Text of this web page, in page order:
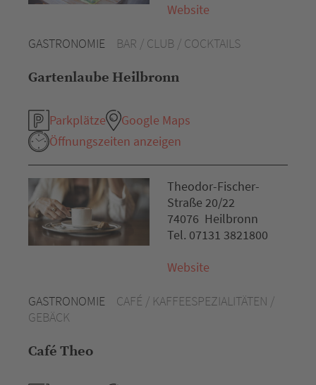
GASTRONOMIE BAR / CLUB / COCKTAILS
Gartenlaube Heilbronn
Parkplätze
Google Maps
Öffnungszeiten anzeigen
Website
GASTRONOMIE
CAFÉ / KAFFEESPEZIALITÄTEN /
GEBÄCK
Café Theo
Theodor-Fischer-
Straße 20/22
74076 Heilbronn
Tel. 07131 3821800
Website